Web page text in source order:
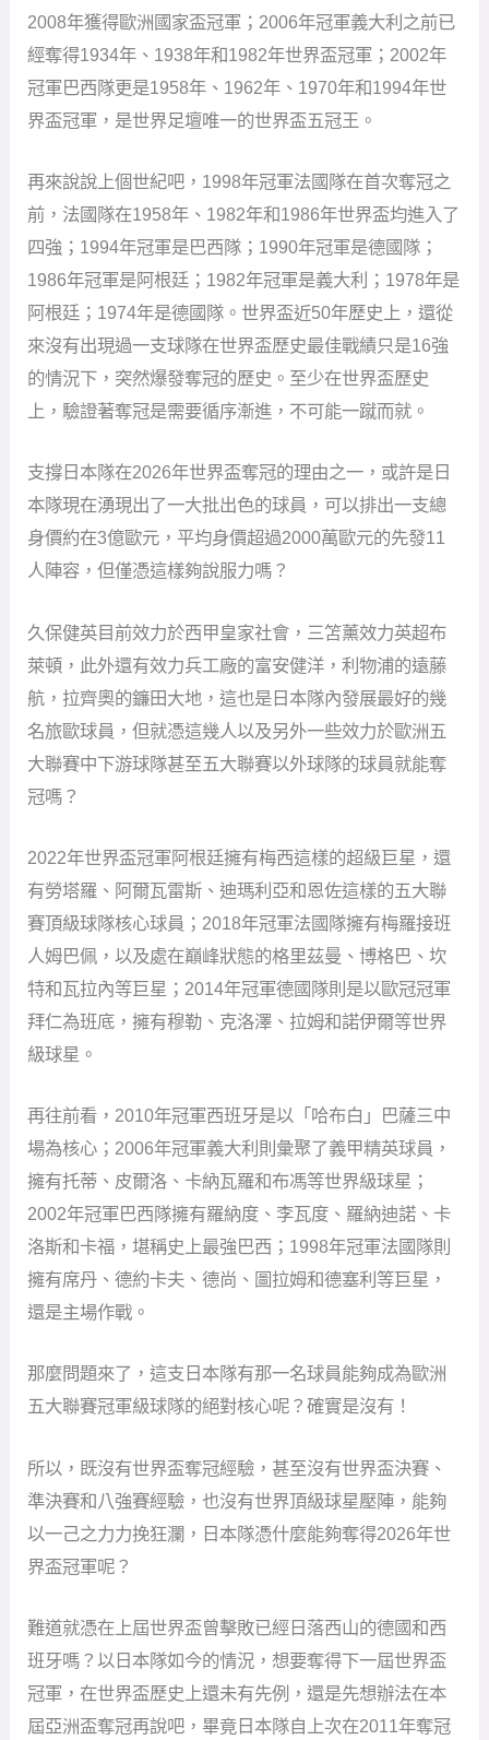
2008年獲得歐洲國家盃冠軍；2006年冠軍義大利之前已
經奪得1934年、1938年和1982年世界盃冠軍；2002年
冠軍巴西隊更是1958年、1962年、1970年和1994年世
界盃冠軍，是世界足壇唯一的世界盃五冠王。
再來說說上個世紀吧，1998年冠軍法國隊在首次奪冠之
前，法國隊在1958年、1982年和1986年世界盃均進入了
四強；1994年冠軍是巴西隊；1990年冠軍是德國隊；
1986年冠軍是阿根廷；1982年冠軍是義大利；1978年是
阿根廷；1974年是德國隊。世界盃近50年歷史上，還從
來沒有出現過一支球隊在世界盃歷史最佳戰績只是16強
的情況下，突然爆發奪冠的歷史。至少在世界盃歷史
上，驗證著奪冠是需要循序漸進，不可能一蹴而就。
支撐日本隊在2026年世界盃奪冠的理由之一，或許是日
本隊現在湧現出了一大批出色的球員，可以排出一支總
身價約在3億歐元，平均身價超過2000萬歐元的先發11
人陣容，但僅憑這樣夠說服力嗎？
久保健英目前效力於西甲皇家社會，三笘薰效力英超布
萊頓，此外還有效力兵工廠的富安健洋，利物浦的遠藤
航，拉齊奧的鐮田大地，這也是日本隊內發展最好的幾
名旅歐球員，但就憑這幾人以及另外一些效力於歐洲五
大聯賽中下游球隊甚至五大聯賽以外球隊的球員就能奪
冠嗎？
2022年世界盃冠軍阿根廷擁有梅西這樣的超級巨星，還
有勞塔羅、阿爾瓦雷斯、迪瑪利亞和恩佐這樣的五大聯
賽頂級球隊核心球員；2018年冠軍法國隊擁有梅羅接班
人姆巴佩，以及處在巔峰狀態的格里茲曼、博格巴、坎
特和瓦拉內等巨星；2014年冠軍德國隊則是以歐冠冠軍
拜仁為班底，擁有穆勒、克洛澤、拉姆和諾伊爾等世界
級球星。
再往前看，2010年冠軍西班牙是以「哈布白」巴薩三中
場為核心；2006年冠軍義大利則彙聚了義甲精英球員，
擁有托蒂、皮爾洛、卡納瓦羅和布馮等世界級球星；
2002年冠軍巴西隊擁有羅納度、李瓦度、羅納迪諾、卡
洛斯和卡福，堪稱史上最強巴西；1998年冠軍法國隊則
擁有席丹、德約卡夫、德尚、圖拉姆和德塞利等巨星，
還是主場作戰。
那麼問題來了，這支日本隊有那一名球員能夠成為歐洲
五大聯賽冠軍級球隊的絕對核心呢？確實是沒有！
所以，既沒有世界盃奪冠經驗，甚至沒有世界盃決賽、
準決賽和八強賽經驗，也沒有世界頂級球星壓陣，能夠
以一己之力力挽狂瀾，日本隊憑什麼能夠奪得2026年世
界盃冠軍呢？
難道就憑在上屆世界盃曾擊敗已經日落西山的德國和西
班牙嗎？以日本隊如今的情況，想要奪得下一屆世界盃
冠軍，在世界盃歷史上還未有先例，還是先想辦法在本
屆亞洲盃奪冠再說吧，畢竟日本隊自上次在2011年奪冠